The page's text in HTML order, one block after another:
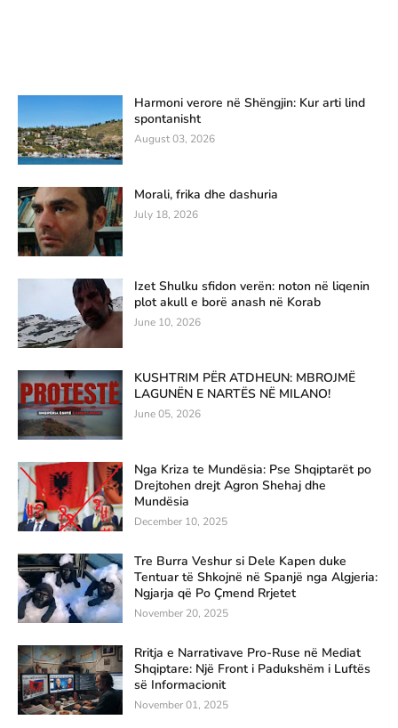
Harmoni verore në Shëngjin: Kur arti lind
spontanisht
August 03, 2026
Morali, frika dhe dashuria
July 18, 2026
Izet Shulku sfidon verën: noton në liqenin
plot akull e borë anash në Korab
June 10, 2026
KUSHTRIM PËR ATDHEUN: MBROJMË
LAGUNËN E NARTËS NË MILANO!
June 05, 2026
Nga Kriza te Mundësia: Pse Shqiptarët po
Drejtohen drejt Agron Shehaj dhe
Mundësia
December 10, 2025
Tre Burra Veshur si Dele Kapen duke
Tentuar të Shkojnë në Spanjë nga Algjeria:
Ngjarja që Po Çmend Rrjetet
November 20, 2025
Rritja e Narrativave Pro-Ruse në Mediat
Shqiptare: Një Front i Padukshëm i Luftës
së Informacionit
November 01, 2025